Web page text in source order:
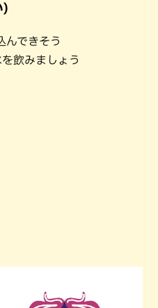
)
んできそう
飲みましょう